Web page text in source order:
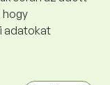
hogy
adatokat